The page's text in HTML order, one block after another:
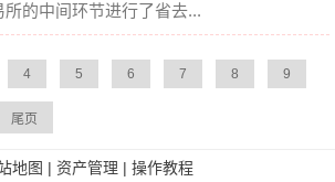
所的中间环节进行了省去...
4 5 6 7 8 9
尾页
地图 | 资产管理 | 操作教程